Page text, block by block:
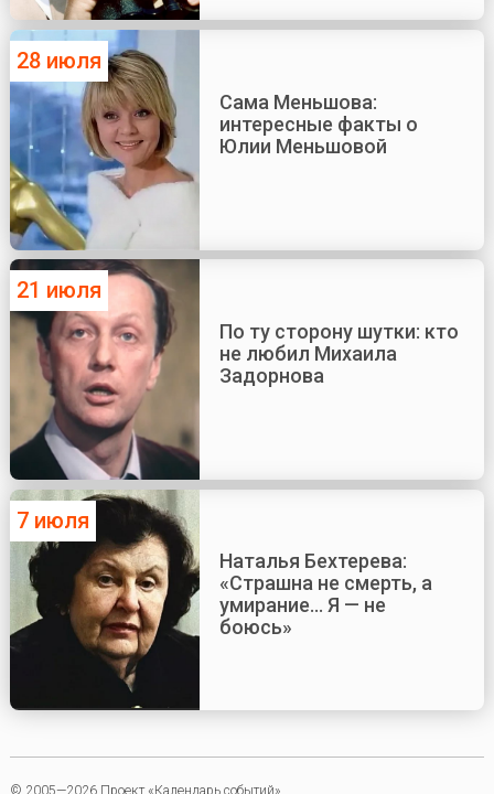
28 июля
Сама Меньшова:
интересные факты о
Юлии Меньшовой
21 июля
По ту сторону шутки: кто
не любил Михаила
Задорнова
7 июля
Наталья Бехтерева:
«Страшна не смерть, а
умирание... Я — не
боюсь»